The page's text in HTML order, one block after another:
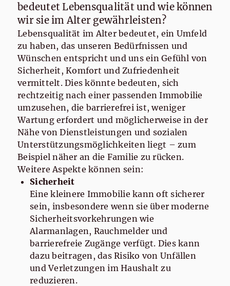
Wohnen im Alter –
Lebensqualität durch
die richtige Immobilie
bedeutet Lebensqualität und wie können
wir sie im Alter gewährleisten?
Lebensqualität im Alter bedeutet, ein Umfeld
zu haben, das unseren Bedürfnissen und
Wünschen entspricht und uns ein Gefühl von
Sicherheit, Komfort und Zufriedenheit
vermittelt. Dies könnte bedeuten, sich
rechtzeitig nach einer passenden Immobilie
umzusehen, die barrierefrei ist, weniger
Wartung erfordert und möglicherweise in der
Nähe von Dienstleistungen und sozialen
Unterstützungsmöglichkeiten liegt – zum
Beispiel näher an die Familie zu rücken.
Weitere Aspekte können sein:
Sicherheit
Eine kleinere Immobilie kann oft sicherer
sein, insbesondere wenn sie über moderne
Sicherheitsvorkehrungen wie
Alarmanlagen, Rauchmelder und
barrierefreie Zugänge verfügt. Dies kann
dazu beitragen, das Risiko von Unfällen
und Verletzungen im Haushalt zu
reduzieren.